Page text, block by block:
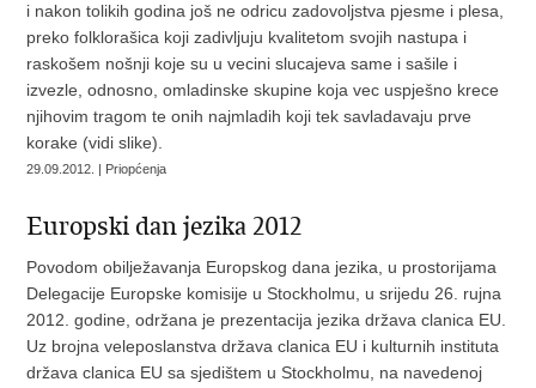
i nakon tolikih godina još ne odricu zadovoljstva pjesme i plesa,
preko folklorašica koji zadivljuju kvalitetom svojih nastupa i
raskošem nošnji koje su u vecini slucajeva same i sašile i
izvezle, odnosno, omladinske skupine koja vec uspješno krece
njihovim tragom te onih najmladih koji tek savladavaju prve
korake (vidi slike).
29.09.2012. | Priopćenja
Europski dan jezika 2012
Povodom obilježavanja Europskog dana jezika, u prostorijama
Delegacije Europske komisije u Stockholmu, u srijedu 26. rujna
2012. godine, održana je prezentacija jezika država clanica EU.
Uz brojna veleposlanstva država clanica EU i kulturnih instituta
država clanica EU sa sjedištem u Stockholmu, na navedenoj